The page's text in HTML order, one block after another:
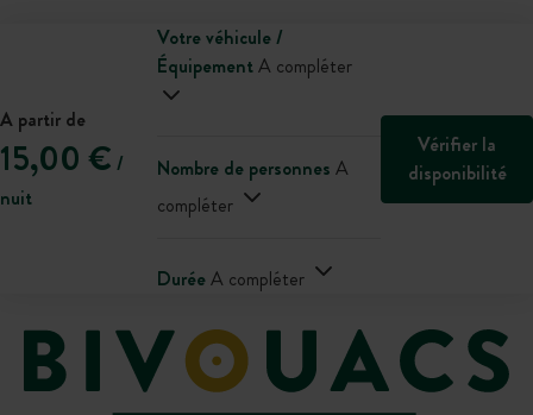
A partir de
15,00 € /
nuit
Votre véhicule /
ÉquipementA compléter
Nombre de personnes A
compléter
DuréeA compléter
Vérifier la
disponibilité